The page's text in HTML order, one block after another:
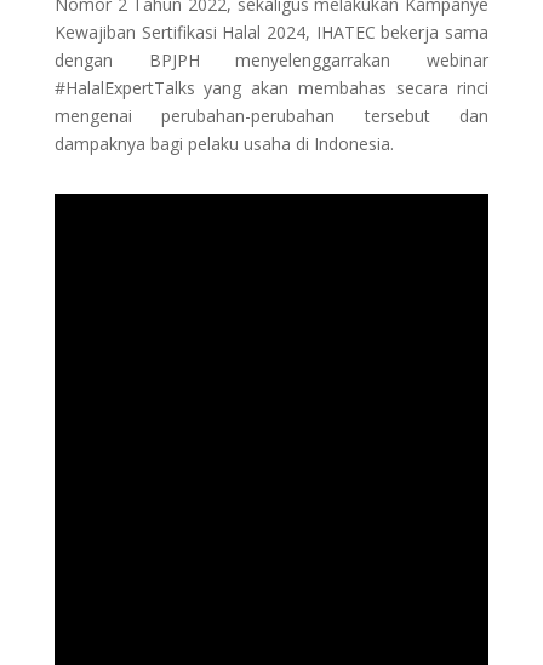
Kewajiban Sertifikasi Halal 2024, IHATEC bekerja sama
dengan BPJPH menyelenggarrakan webinar
#HalalExpertTalks yang akan membahas secara rinci
mengenai perubahan-perubahan tersebut dan
dampaknya bagi pelaku usaha di Indonesia.